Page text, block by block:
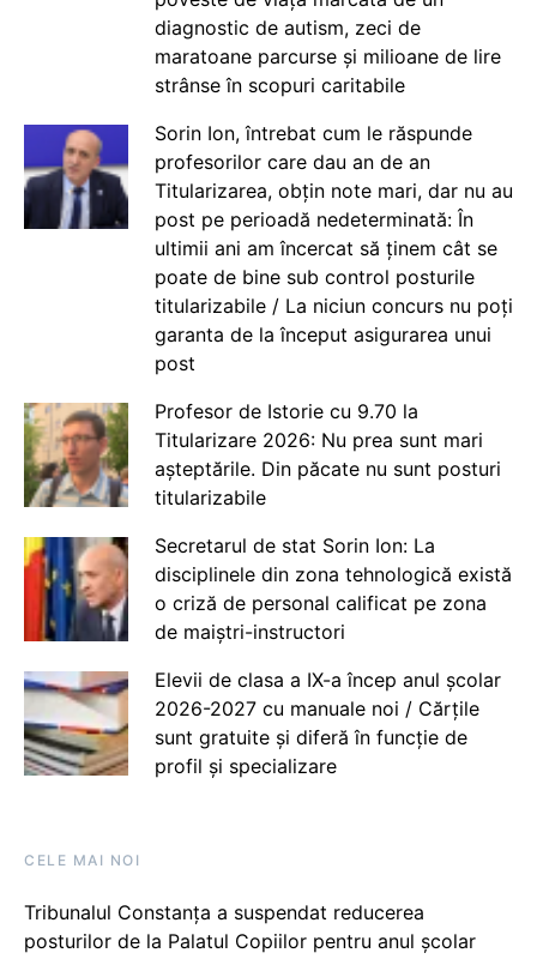
diagnostic de autism, zeci de
maratoane parcurse și milioane de lire
strânse în scopuri caritabile
Sorin Ion, întrebat cum le răspunde
profesorilor care dau an de an
Titularizarea, obțin note mari, dar nu au
post pe perioadă nedeterminată: În
ultimii ani am încercat să ținem cât se
poate de bine sub control posturile
titularizabile / La niciun concurs nu poți
garanta de la început asigurarea unui
post
Profesor de Istorie cu 9.70 la
Titularizare 2026: Nu prea sunt mari
așteptările. Din păcate nu sunt posturi
titularizabile
Secretarul de stat Sorin Ion: La
disciplinele din zona tehnologică există
o criză de personal calificat pe zona
de maiștri-instructori
Elevii de clasa a IX-a încep anul școlar
2026-2027 cu manuale noi / Cărțile
sunt gratuite și diferă în funcție de
profil și specializare
CELE MAI NOI
Tribunalul Constanța a suspendat reducerea
posturilor de la Palatul Copiilor pentru anul școlar